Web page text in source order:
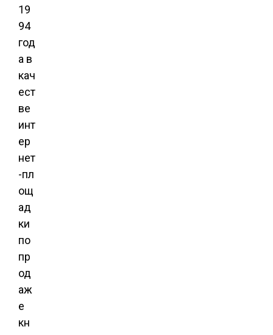
19
94
год
а в
кач
ест
ве
инт
ер
нет
-пл
ощ
ад
ки
по
пр
од
аж
е
кн